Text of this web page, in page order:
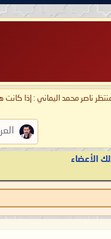
ناصر محمد اليماني : إذا كانت
الأعضاء